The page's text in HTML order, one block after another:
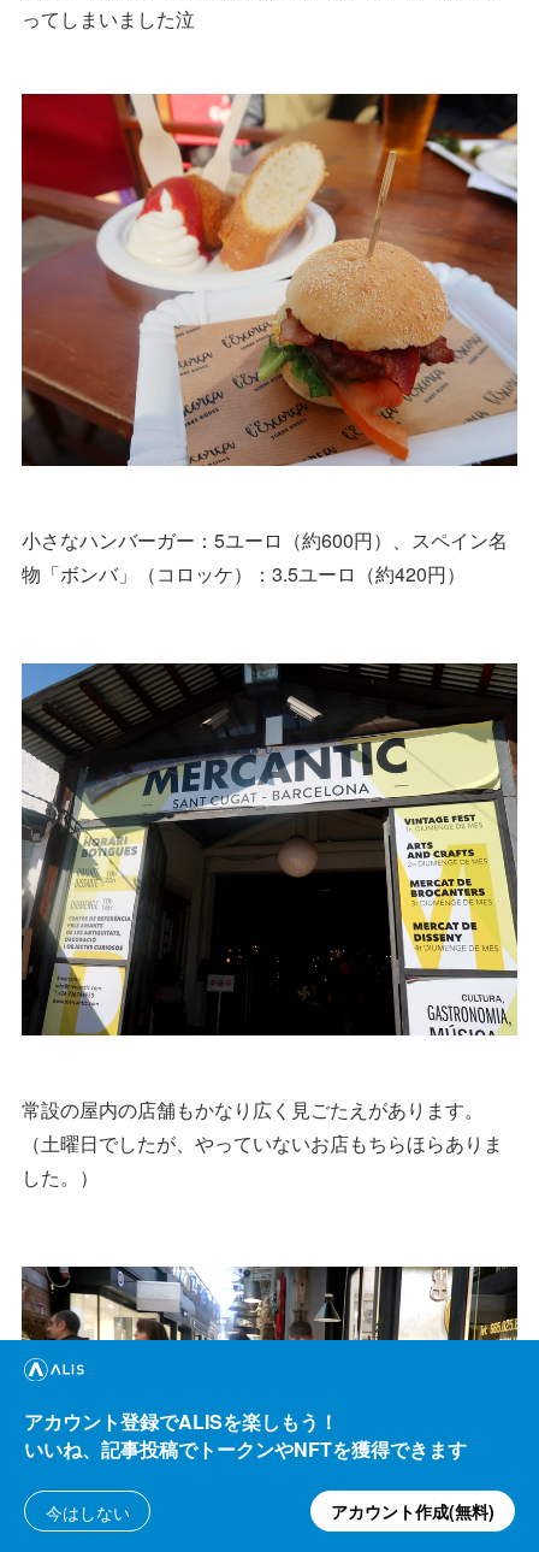
ってしまいました泣
小さなハンバーガー：5ユーロ（約600円）、スペイン名
物「ボンバ」（コロッケ）：3.5ユーロ（約420円）
常設の屋内の店舗もかなり広く見ごたえがあります。
（土曜日でしたが、やっていないお店もちらほらありま
した。）
アカウント登録でALISを楽しもう！
いいね、記事投稿でトークンやNFTを獲得できます
今はしない アカウント作成(無料)